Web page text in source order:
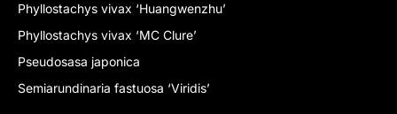
Phyllostachys vivax ‘Huangwenzhu’
Phyllostachys vivax ‘MC Clure’
Pseudosasa japonica
Semiarundinaria fastuosa ‘Viridis’